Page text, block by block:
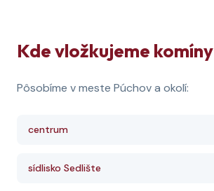
Kde vložkujeme komíny
Pôsobíme v meste Púchov a okolí:
centrum
sídlisko Sedlište